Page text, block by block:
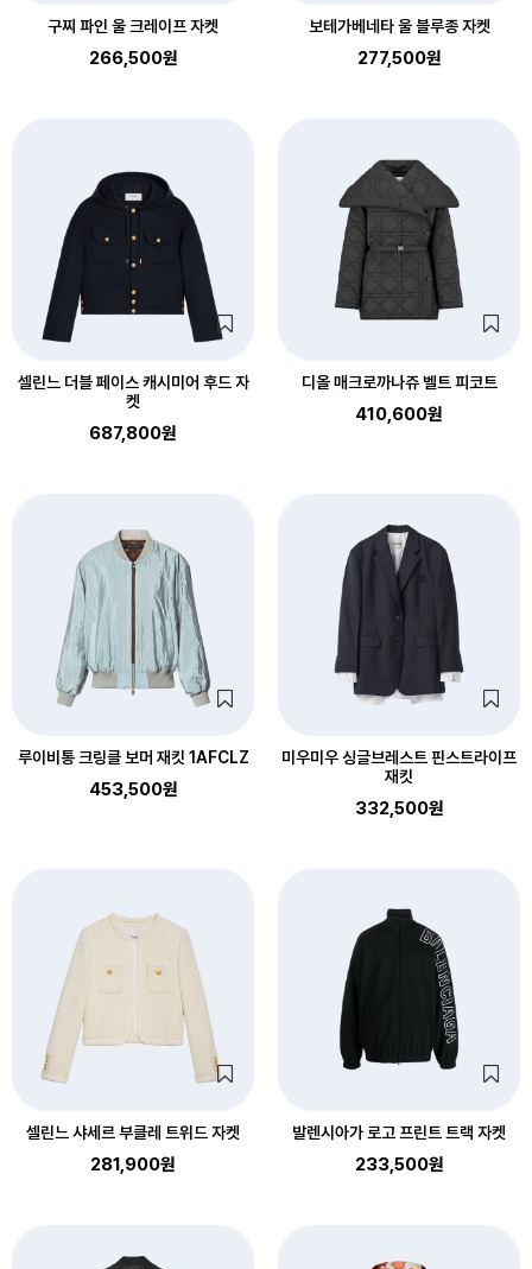
구찌 파인 울 크레이프 자켓
266,500원
보테가베네타 울 블루종 자켓
277,500원
셀린느 더블 페이스 캐시미어 후드 자
켓
687,800원
디올 매크로까나쥬 벨트 피코트
410,600원
루이비통 크링클 보머 재킷 1AFCLZ
453,500원
미우미우 싱글브레스트 핀스트라이프
재킷
332,500원
셀린느 샤세르 부클레 트위드 자켓
281,900원
발렌시아가 로고 프린트 트랙 자켓
233,500원